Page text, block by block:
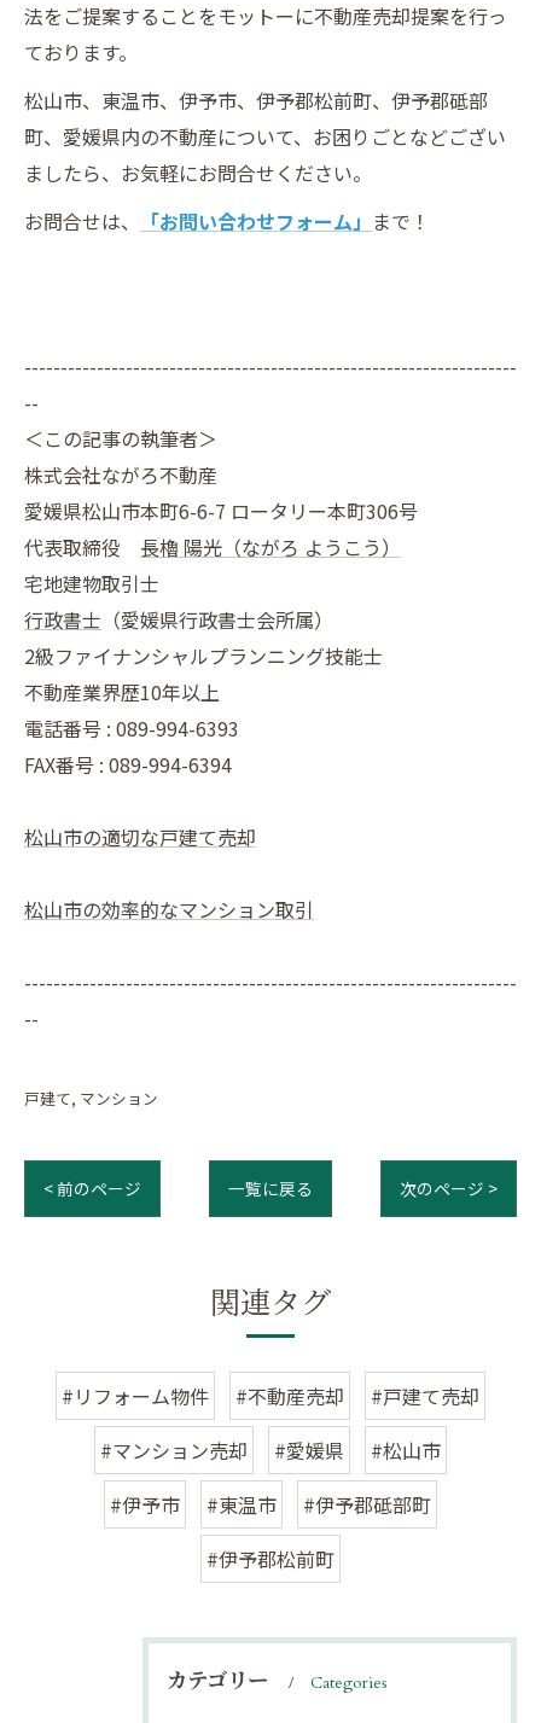
法をご提案することをモットーに不動産売却提案を行っ
ております。
松山市、東温市、伊予市、伊予郡松前町、伊予郡砥部
町、愛媛県内の不動産について、お困りごとなどござい
ましたら、お気軽にお問合せください。
お問合せは、
「お問い合わせフォーム」 まで！
--------------------------------------------------------------------
--
＜この記事の執筆者＞
株式会社ながろ不動産
愛媛県松山市本町6-6-7 ロータリー本町306号
代表取締役 長櫓 陽光（ながろ ようこう）
宅地建物取引士
行政書士 （愛媛県行政書士会所属）
2級ファイナンシャルプランニング技能士
不動産業界歴10年以上
電話番号 : 089-994-6393
FAX番号 : 089-994-6394
松山市の適切な戸建て売却
松山市の効率的なマンション取引
--------------------------------------------------------------------
--
戸建て マンション
< 前のページ 一覧に戻る 次のページ >
関連タグ
#リフォーム物件 #不動産売却
#戸建て売却
#マンション売却
#愛媛県
#松山市
#伊予市
#東温市
#伊予郡砥部町
#伊予郡松前町
カテゴリー Categories